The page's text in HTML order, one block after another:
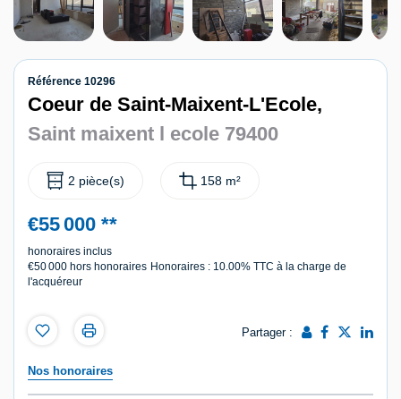
Référence 10296
Coeur de Saint-Maixent-L'Ecole,
Saint maixent l ecole 79400
2 pièce(s) 158 m²
€55 000 **
honoraires inclus
€50 000 hors honoraires Honoraires : 10.00% TTC à la charge de
l'acquéreur
Partager :
Nos honoraires